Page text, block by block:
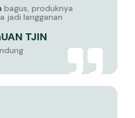
bagus, produknya
jadi langganan
TJIN